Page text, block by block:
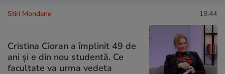
Stiri Mondene 18:44
Cristina Cioran a împlinit 49 de
ani și e din nou studentă. Ce
facultate va urma vedeta